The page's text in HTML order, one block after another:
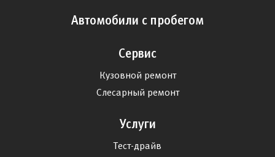
Автомобили с пробегом
Сервис
Кузовной ремонт
Слесарный ремонт
Услуги
Тест-драйв